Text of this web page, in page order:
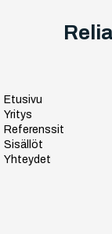
Etusivu
Yritys
Referenssit
Sisällöt
Yhteydet